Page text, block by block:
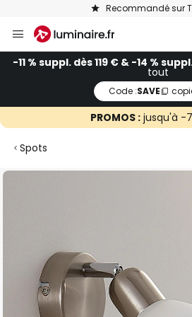
Recommandé sur
Allez
au
contenu
-11 % suppl. dès 119 € & -14 %
tout
Code :SAVE
PROMOS : jusqu'à -
Spots
Skip
images
gallery